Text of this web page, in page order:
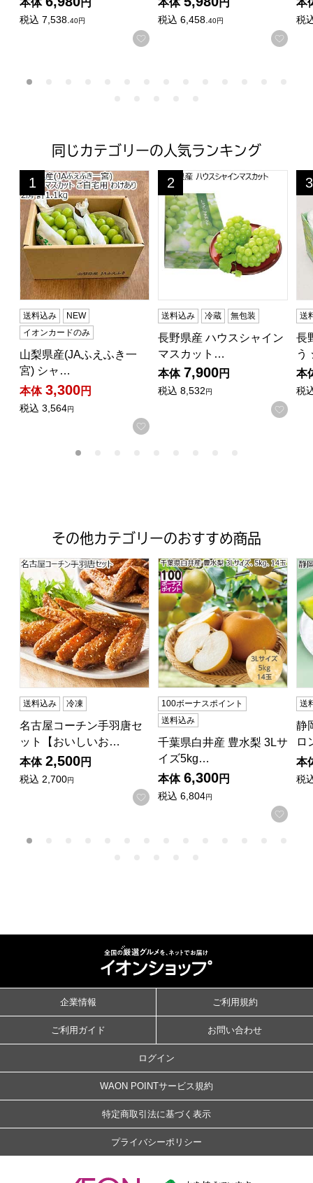
本体
円
税込 7,538.40円
お気に入りに登録する
本体
円
税込 6,458.40円
お気
本
税
同じカテゴリーの人気ランキング
山梨県産(JAふえふき一宮) シャインマスカット ご自宅
1
位
送料込み
NEW
イオンカードのみ
山梨県産(JAふえふき一
宮) シャ…
本体 3,300円
税込 3,564円
お気に入りに登録する
長野県産 ハウスシャインマ
2
位
送料込み 冷蔵 無包装
長野県産 ハウスシャイン
マスカット…
本体 7,900円
税込 8,532円
お気
3
位
送
長
う
本
税
その他カテゴリーのおすすめ商品
名古屋コーチン手羽唐セット【おいしいお取り寄せ】
送料込み 冷凍
名古屋コーチン手羽唐セ
ット【おいしいお…
本体 2,500円
税込 2,700円
お気に入りに登録する
千葉県白井産 豊水梨 3Lサイ
100ボーナスポイント
送料込み
千葉県白井産 豊水梨 3Lサ
イズ5kg…
本体 6,300円
税込 6,804円
お気
静
送
静
ロ
本
税
企業情報 ご利用規約
ご利用ガイド お問い合わせ
ログイン
WAON POINTサービス規約
特定商取引法に基づく表示
プライバシーポリシー